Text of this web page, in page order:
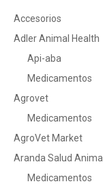
Accesorios
Adler Animal Health
Api-aba
Medicamentos
Agrovet
Medicamentos
AgroVet Market
Aranda Salud Animal
Medicamentos